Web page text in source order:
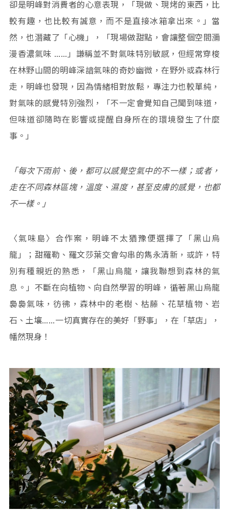
卻是明峰對消費者的心意表現，「現做、現烤的東西，比
較有趣，也比較有誠意，而不是直接冰箱拿出來。」當
然，也潛藏了「心機」，「現場做甜點，會讓整個空間瀰
漫香濃氣味 ……」謙稱並不對氣味特別敏感，但經常穿梭
在林野山間的明峰深諳氣味的奇妙幽微，在野外或森林行
走，明峰也發現，因為情緒相對放鬆，專注力也較單純，
對氣味的感覺特別強烈，「不一定會覺知自己聞到味道，
但味道卻隨時在影響或提醒自身所在的環境發生了什麼
事。」
「每次下雨前、後，都可以感覺空氣中的不一樣；或者，
走在不同森林區塊，溫度、濕度，甚至皮膚的感覺，也都
不一樣。」
〈氣味島〉合作案，明峰不太猶豫便選擇了「黑山烏
龍」；甜羅勒、羅文莎葉交會勾串的雋永清新，或許，特
別有種親近的熟悉，「黑山烏龍，讓我聯想到森林的氣
息。」不斷在向植物、向自然學習的明峰，循著黑山烏龍
裊裊氣味，彷彿，森林中的老樹、枯藤、花草植物、岩
石、土壤……一切真實存在的美好「野事」，在「草店」，
幡然現身！